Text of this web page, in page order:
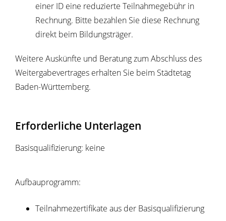
einer ID eine reduzierte Teilnahmegebühr in
Rechnung. Bitte bezahlen Sie diese Rechnung
direkt beim Bildungsträger.
Weitere Auskünfte und Beratung zum Abschluss des
Weitergabevertrages erhalten Sie beim Städtetag
Baden-Württemberg.
Erforderliche Unterlagen
Basisqualifizierung: keine
Aufbauprogramm:
Teilnahmezertifikate aus der Basisqualifizierung